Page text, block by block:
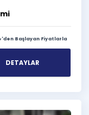
Başlayan Fiyatlarla
DETAYLAR